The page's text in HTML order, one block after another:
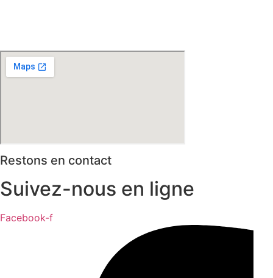
Restons en contact
Suivez-nous en ligne
Facebook-f